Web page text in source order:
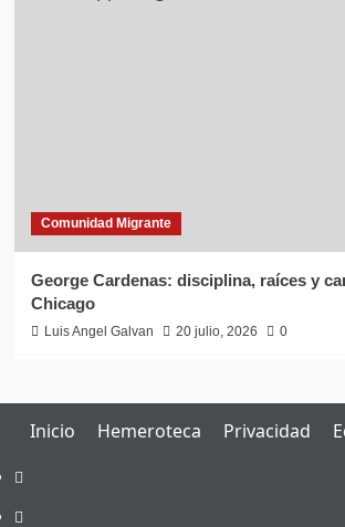
Comunidad Migrante
George Cardenas: disciplina, raíces y
Chicago
Luis Angel Galvan 20 julio, 2026 0
Inicio Hemeroteca Privacidad
Inicio
Hemeroteca